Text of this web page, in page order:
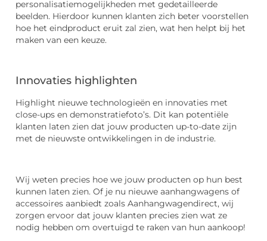
personalisatiemogelijkheden met gedetailleerde
beelden. Hierdoor kunnen klanten zich beter voorstellen
hoe het eindproduct eruit zal zien, wat hen helpt bij het
maken van een keuze.
Innovaties highlighten
Highlight nieuwe technologieën en innovaties met
close-ups en demonstratiefoto’s. Dit kan potentiële
klanten laten zien dat jouw producten up-to-date zijn
met de nieuwste ontwikkelingen in de industrie.
Wij weten precies hoe we jouw producten op hun best
kunnen laten zien. Of je nu nieuwe aanhangwagens of
accessoires aanbiedt zoals Aanhangwagendirect, wij
zorgen ervoor dat jouw klanten precies zien wat ze
nodig hebben om overtuigd te raken van hun aankoop!